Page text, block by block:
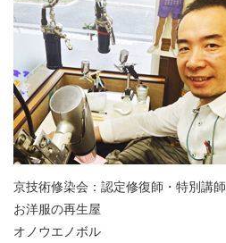
京技術修染会：認定修復師・特別講師
お洋服の再生屋
オノウエノボル